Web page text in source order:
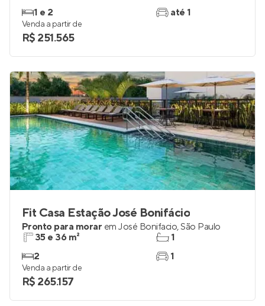
1 e 2
até 1
Venda a partir de
R$ 251.565
Fit Casa Estação José Bonifácio
Pronto para morar em José Bonifacio,São Paulo
35 e 36 m²
2
1
1
Venda a partir de
R$ 265.157